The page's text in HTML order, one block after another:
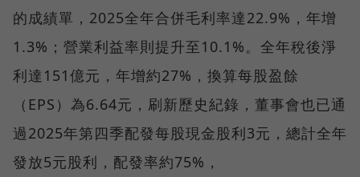
的成績單，2025全年合併毛利率達22.9%，年增
1.3%；營業利益率則提升至10.1%。全年稅後淨
利達151億元，年增約27%，換算每股盈餘
（EPS）為6.64元，刷新歷史紀錄，董事會也已通
過2025年第四季配發每股現金股利3元，總計全年
發放5元股利，配發率約75%，